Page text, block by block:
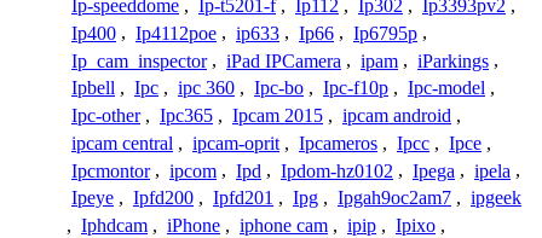
Ip-speeddome , Ip-t5201-f , Ip112 , Ip302 , Ip3393pv2 ,
Ip400 , Ip4112poe , ip633 , Ip66 , Ip6795p ,
Ip_cam_inspector , iPad IPCamera , ipam , iParkings ,
Ipbell , Ipc , ipc 360 , Ipc-bo , Ipc-f10p , Ipc-model ,
Ipc-other , Ipc365 , Ipcam 2015 , ipcam android ,
ipcam central , ipcam-oprit , Ipcameros , Ipcc , Ipce ,
Ipcmontor , ipcom , Ipd , Ipdom-hz0102 , Ipega , ipela ,
Ipeye , Ipfd200 , Ipfd201 , Ipg , Ipgah9oc2am7 , ipgeek
, Iphdcam , iPhone , iphone cam , ipip , Ipixo ,